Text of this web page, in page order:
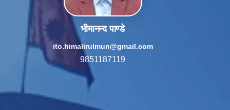
भीमानन्द पाण्डे
ito.himalirulmun@gmail.com
9851187119